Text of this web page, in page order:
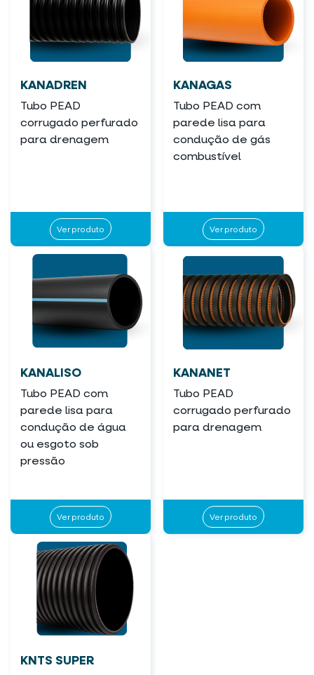
KANADREN
Tubo PEAD
corrugado perfurado
para drenagem
Ver produto
KANAGAS
Tubo PEAD com
parede lisa para
condução de gás
combustível
Ver produto
KANALISO
Tubo PEAD com
parede lisa para
condução de água
ou esgoto sob
pressão
Ver produto
KANANET
Tubo PEAD
corrugado perfurado
para drenagem
Ver produto
KNTS SUPER